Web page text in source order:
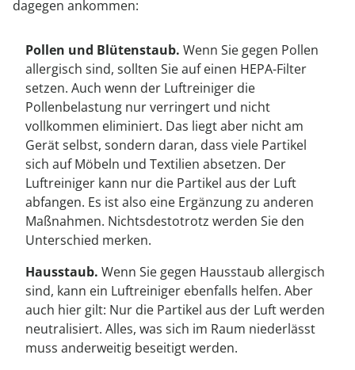
dagegen ankommen:
Pollen und Blütenstaub. Wenn Sie gegen Pollen
allergisch sind, sollten Sie auf einen HEPA-Filter
setzen. Auch wenn der Luftreiniger die
Pollenbelastung nur verringert und nicht
vollkommen eliminiert. Das liegt aber nicht am
Gerät selbst, sondern daran, dass viele Partikel
sich auf Möbeln und Textilien absetzen. Der
Luftreiniger kann nur die Partikel aus der Luft
abfangen. Es ist also eine Ergänzung zu anderen
Maßnahmen. Nichtsdestotrotz werden Sie den
Unterschied merken.
Hausstaub. Wenn Sie gegen Hausstaub allergisch
sind, kann ein Luftreiniger ebenfalls helfen. Aber
auch hier gilt: Nur die Partikel aus der Luft werden
neutralisiert. Alles, was sich im Raum niederlässt
muss anderweitig beseitigt werden.